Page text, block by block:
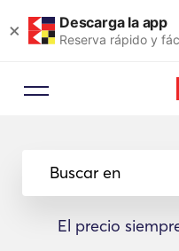
× Descarga la app
Reserva rápido y
Buscar en
El precio